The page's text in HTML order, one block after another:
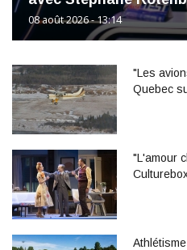
08 août 2026 - 13:14
"Les
Quebec
"L'amour